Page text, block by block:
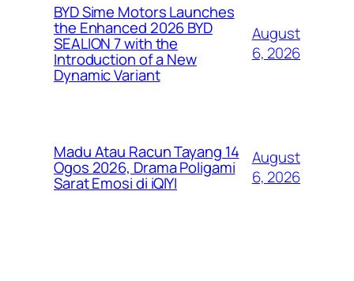
BYD Sime Motors Launches
the Enhanced 2026 BYD
SEALION 7 with the
Introduction of a New
Dynamic Variant
August
6, 2026
Madu Atau Racun Tayang 14
Ogos 2026, Drama Poligami
Sarat Emosi di iQIYI
August
6, 2026